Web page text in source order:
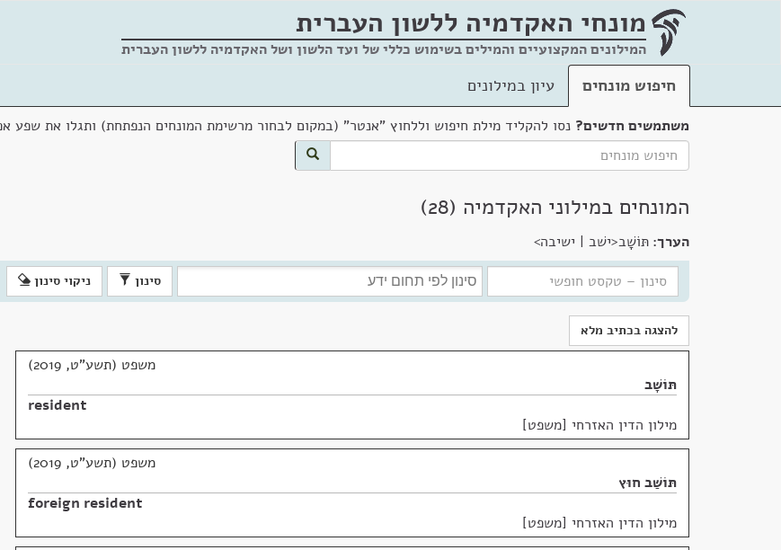
מונחי האקדמיה ללשון העברית
המילונים המקצועיים והמילים בשימוש כללי של ועד הלשון ושל האקדמיה ללשון העברית
חיפוש מונחים עיון במילונים
משתמשים חדשים? נסו להקליד מילת חיפוש וללחוץ "אנטר" (במקום לבחור מרשימת המונחים הנפתחת) ותגלו את שפע
המונחים במילוני האקדמיה (28)
הערך: תּוֹשָׁב<ישׁב | ישיבה>
סינון ניקוי סינון
להצגה בכתיב מלא
משפט (תשע"ט, 2019)
תּוֹשָׁב
resident
מילון הדין האזרחי [משפט]
משפט (תשע"ט, 2019)
תּוֹשַׁב חוּץ
foreign resident
מילון הדין האזרחי [משפט]